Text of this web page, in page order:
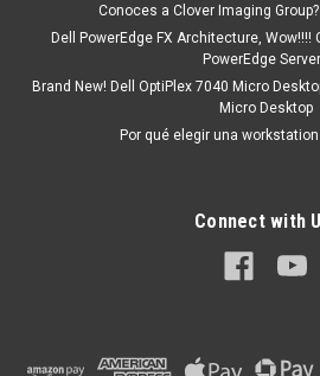
Conoces a Clover Imaging Group?
Dell PowerEdge FX Architecture,
PowerEdge
Brand New! Dell OptiPlex 7040 Micro
Micro Desktop
Por qué elegir una
Connect with